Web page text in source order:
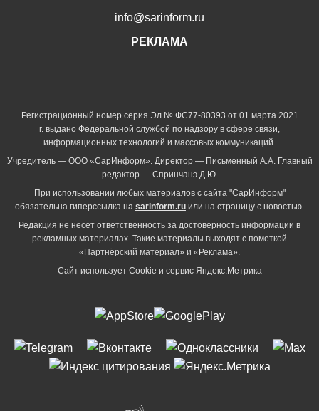
info@sarinform.ru
РЕКЛАМА
Регистрационный номер серия Эл № ФС77-80393 от 01 марта 2021
г. выдано Федеральной службой по надзору в сфере связи,
информационных технологий и массовых коммуникаций.
Учредитель — ООО «СарИнформ». Директор — Письменный А.А. Главный
редактор — Спринчанэ Д.Ю.
При использовании любых материалов с сайта "СарИнформ"
обязательна гиперссылка на sarinform.ru или на страницу с новостью.
Редакция не несет ответственность за достоверность информации в
рекламных материалах. Такие материалы выходят с пометкой
«Партнёрский материал» и «Реклама».
Сайт использует Cookie и сервиc Яндекс.Метрика